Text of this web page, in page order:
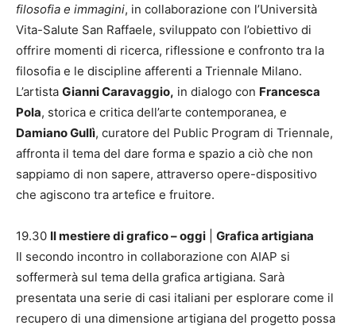
filosofia e immagini, in collaborazione con l’Università
Vita-Salute San Raffaele, sviluppato con l’obiettivo di
offrire momenti di ricerca, riflessione e confronto tra la
filosofia e le discipline afferenti a Triennale Milano.
L’artista Gianni Caravaggio, in dialogo con Francesca
Pola, storica e critica dell’arte contemporanea, e
Damiano Gullì, curatore del Public Program di Triennale,
affronta il tema del dare forma e spazio a ciò che non
sappiamo di non sapere, attraverso opere-dispositivo
che agiscono tra artefice e fruitore.
19.30 Il mestiere di grafico – oggi
Grafica artigiana
Il secondo incontro in collaborazione con AIAP si
soffermerà sul tema della grafica artigiana. Sarà
presentata una serie di casi italiani per esplorare come il
recupero di una dimensione artigiana del progetto possa